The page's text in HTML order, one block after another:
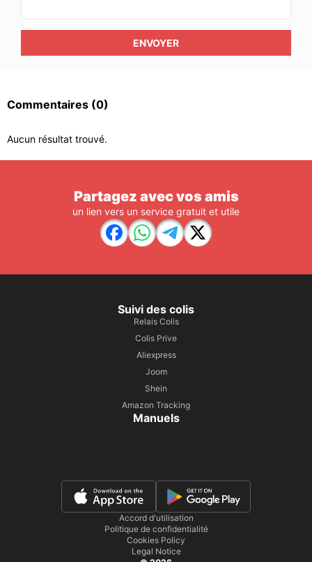
ENVOYER
Commentaires (0)
Aucun résultat trouvé.
Partagez avec vos amis
un lien vers un service gratuit et utile
Suivi des colis
Relais Colis
Colis Prive
Aliexpress
Joom
Shein
Amazon Tracking
Manuels
Accord d'utilisation
Politique de confidentialité
Cookies Policy
Legal Notice